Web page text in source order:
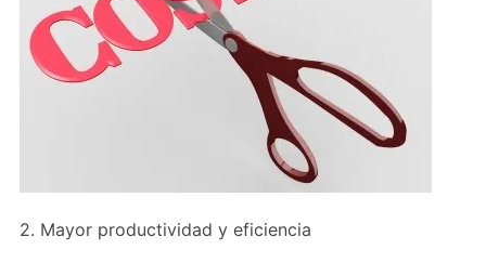
2. Mayor productividad y eficiencia